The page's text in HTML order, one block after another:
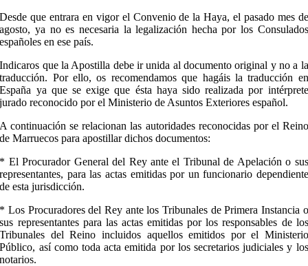
Desde que entrara en vigor el Convenio de la Haya, el pasado mes de
agosto, ya no es necesaria la legalización hecha por los Consulados
españoles en ese país.
Indicaros que la Apostilla debe ir unida al documento original y no a la
traducción. Por ello, os recomendamos que hagáis la traducción en
España ya que se exige que ésta haya sido realizada por intérprete
jurado reconocido por el Ministerio de Asuntos Exteriores español.
A continuación se relacionan las autoridades reconocidas por el Reino
de Marruecos para apostillar dichos documentos:
* El Procurador General del Rey ante el Tribunal de Apelación o sus
representantes, para las actas emitidas por un funcionario dependiente
de esta jurisdicción.
* Los Procuradores del Rey ante los Tribunales de Primera Instancia o
sus representantes para las actas emitidas por los responsables de los
Tribunales del Reino incluidos aquellos emitidos por el Ministerio
Público, así como toda acta emitida por los secretarios judiciales y los
notarios.